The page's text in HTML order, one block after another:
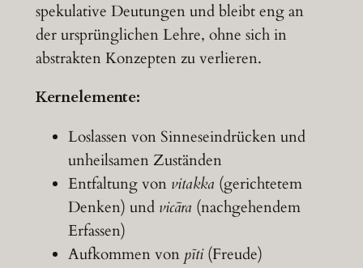
spekulative Deutungen und bleibt eng an
der ursprünglichen Lehre, ohne sich in
abstrakten Konzepten zu verlieren.
Kernelemente:
Loslassen von Sinneseindrücken und
unheilsamen Zuständen
Entfaltung von vitakka (gerichtetem
Denken) und vicāra (nachgehendem
Erfassen)
Aufkommen von pīti(Freude)